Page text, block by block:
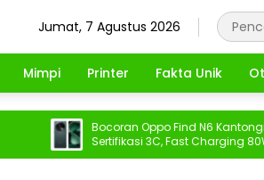
Jumat, 7 Agustus 2026
Mimpi Printer Fakta Unik
Bocoran Oppo Find N6 Kantongi
Sertifikasi 3C, Fast Charging 80W
Terungkap